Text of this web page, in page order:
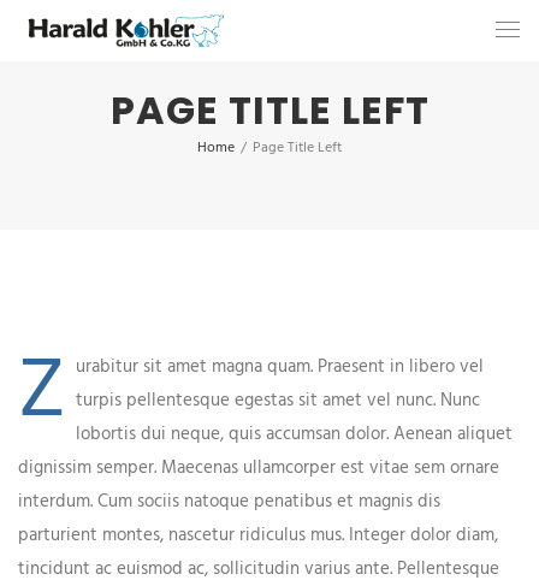
PAGE TITLE LEFT
Home / Page Title Left
Z urabitur sit amet magna quam. Praesent in libero vel
turpis pellentesque egestas sit amet vel nunc. Nunc
lobortis dui neque, quis accumsan dolor. Aenean aliquet
dignissim semper. Maecenas ullamcorper est vitae sem ornare
interdum. Cum sociis natoque penatibus et magnis dis
parturient montes, nascetur ridiculus mus. Integer dolor diam,
tincidunt ac euismod ac, sollicitudin varius ante. Pellentesque